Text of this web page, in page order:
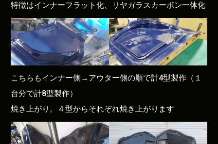
特徴はインナーフラット化、リヤガラスカーボン一体化
こちらもインナー側→アウター側の順で計4型製作（１
台分で計8型製作）
焼き上がり。４型からそれぞれ焼き上がります